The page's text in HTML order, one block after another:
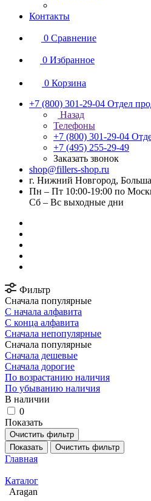
Контакты
0 Сравнение
0 Избранное
0 Корзина
+7 (800) 301-29-04 Отдел
Назад
Телефоны
+7 (800) 301-29-04
+7 (495) 255-29-49
Заказать звонок
shop@fillers-shop.ru
г. Нижний Новгород,
Пн – Пт 10:00-19:00 по
Сб – Вс выходные дни
Фильтр
Сначала популярные
С начала алфавита
С конца алфавита
Сначала непопулярные
Сначала популярные
Сначала дешевые
Сначала дорогие
По возрастанию наличия
По убыванию наличия
В наличии
0
Показать
Очистить фильтр
Показать
Очистить фильтр
Главная
Каталог
Aragan